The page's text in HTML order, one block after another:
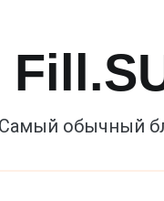
Самый обычный